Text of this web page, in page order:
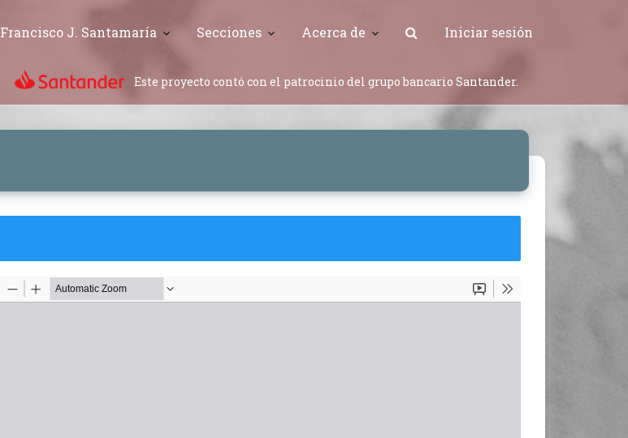
Francisco J. Santamaría Secciones Acerca de Iniciar sesión
Este proyecto contó con el patrocinio del grupo bancario Santander.